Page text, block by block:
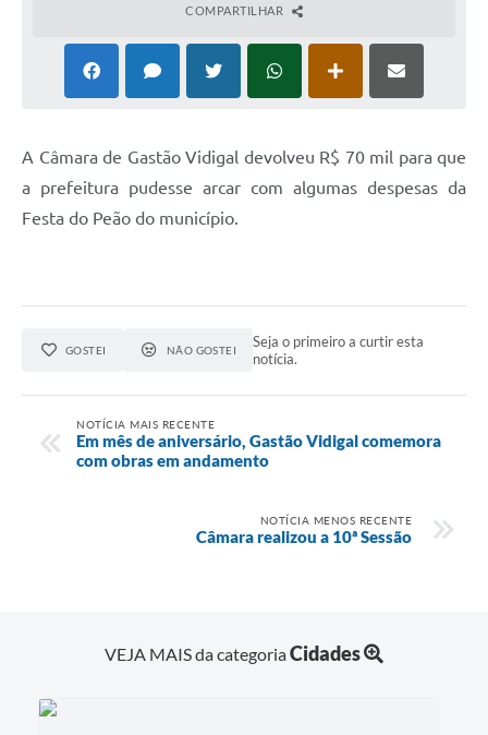
COMPARTILHAR
A Câmara de Gastão Vidigal devolveu R$ 70 mil para que
a prefeitura pudesse arcar com algumas despesas da
Festa do Peão do município.
GOSTEI NÃO GOSTEI
Seja o primeiro a curtir esta
notícia.
NOTÍCIA MAIS RECENTE
Em mês de aniversário, Gastão Vidigal comemora
com obras em andamento
NOTÍCIA MENOS RECENTE
Câmara realizou a 10ª Sessão
VEJA MAIS da categoriaCidades